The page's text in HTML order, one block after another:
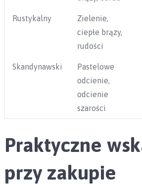
Rustykalny
Zielenie,
ciepłe brązy,
rudości
Skandynawski
Pastelowe
odcienie,
odcienie
szarości
Praktyczne
przy zakupie